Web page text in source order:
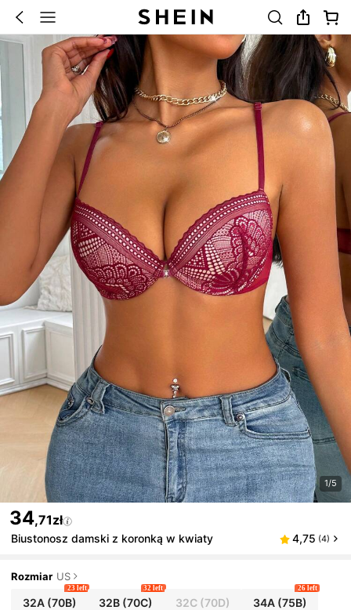
1/5
34,71zł
Biustonosz damski z koronką w kwiaty 4,75 (4)
Rozmiar US
32A(70B)
23 left
32B (70C)
32 left
32C(70D) 34A(75B)
26 left